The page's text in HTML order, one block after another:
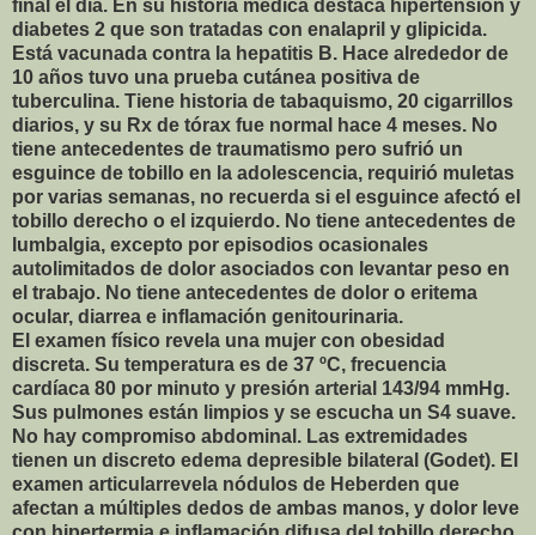
final el día. En su historia médica destaca hipertensión y
diabetes 2 que son tratadas con enalapril y glipicida.
Está vacunada contra la hepatitis B. Hace alrededor de
10 años tuvo una prueba cutánea positiva de
tuberculina. Tiene historia de tabaquismo, 20 cigarrillos
diarios, y su Rx de tórax fue normal hace 4 meses. No
tiene antecedentes de traumatismo pero sufrió un
esguince de tobillo en la adolescencia, requirió muletas
por varias semanas, no recuerda si el esguince afectó el
tobillo derecho o el izquierdo. No tiene antecedentes de
lumbalgia, excepto por episodios ocasionales
autolimitados de dolor asociados con levantar peso en
el trabajo. No tiene antecedentes de dolor o eritema
ocular, diarrea e inflamación genitourinaria.
El examen físico revela una mujer con obesidad
discreta. Su temperatura es de 37 ºC, frecuencia
cardíaca 80 por minuto y presión arterial 143/94 mmHg.
Sus pulmones están limpios y se escucha un S4 suave.
No hay compromiso abdominal. Las extremidades
tienen un discreto edema depresible bilateral (Godet). El
examen articularrevela nódulos de Heberden que
afectan a múltiples dedos de ambas manos, y dolor leve